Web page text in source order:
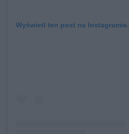
Wyświetl ten post na Instagramie.